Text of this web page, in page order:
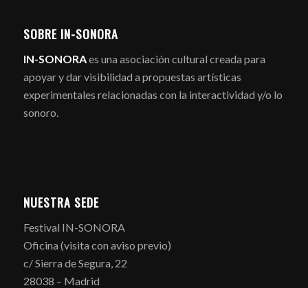
SOBRE IN-SONORA
IN-SONORAes una asociación cultural creada para
apoyar y dar visibilidad a propuestas artísticas
experimentales relacionadas con la interactividad y/o lo
sonoro.
NUESTRA SEDE
Festival IN-SONORA
Oficina (visita con aviso previo)
c/ Sierra de Segura, 22
28038 – Madrid